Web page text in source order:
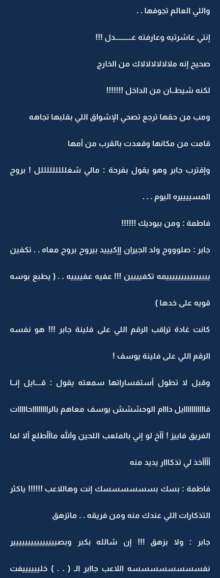
واللي العالم تجوفها . .
إنتي عاشرتيه وعارفته عـــــــــــدل !!!
صحيح إنه ملالالالالالاك من الخارج
لكنه شيطــان من الداخل !!!!!!!
ومب من حقها ترجع تصحي الإشواق اللي بقلبها تجاهه
قامت من مكانها وقعدت بالقرب من أمها
وإقترب جابر وهو يقول بفرحة : مالي شغلللللللللل ! بروح
المسييييره اليوم . . .
فاطمة : ومن بيوديك !!!!!!
جابر : صلوووح ولد الجيران إإكيييد بيروح بروح معاه . . تكفين
يييييييييييييييمه تكفيييين !!! عفيه عفييييه . . ( يطبع بوسه
قويه على خدها )
كانت غادة تراقب الرقم اللي على فلينة جابر !!! هو نفسه
الرقم اللي على فلينة يوسف !
وقبل لا تطول أستفساراتها سمعته يقول : قــــايل إنــا
قااااااااااايل دااام الوحششش يوسف معاهم بالرااااااااحااااات
الفريق فاييز ! آآخ لو إني بالملعب اللحين والله ماأأطلع ألا لما
أأأأخذ لي تذكااار يديد منه
فاطمة : بسك بسسسسسسك إنت وهاللاعب !!!!!! ياكثر
التذكارات اللي عندك منه ومن فريقه . . ماتزهق
جابر : ولا بزهق !!! إن شالله بكبر وبصييييييييييييييير
نفسسسسسسسسه اللاعب جاابر الـ ( . . ) خلييييييفت